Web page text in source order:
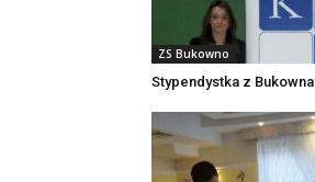
ZS Bukowno
Stypendystka z Bukowna